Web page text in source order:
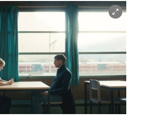
öffnen/schließen